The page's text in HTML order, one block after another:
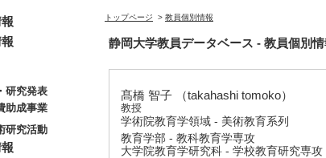
研究発表
助成事業
研究活動
トップページ > 教員個別情報
静岡大学教員データベース - 教員個別
髙橋 智子 （takahashi tomoko）
教授
学術院教育学領域 - 美術教育系列
教育学部 - 教科教育学専攻
大学院教育学研究科 - 学校教育研究専攻